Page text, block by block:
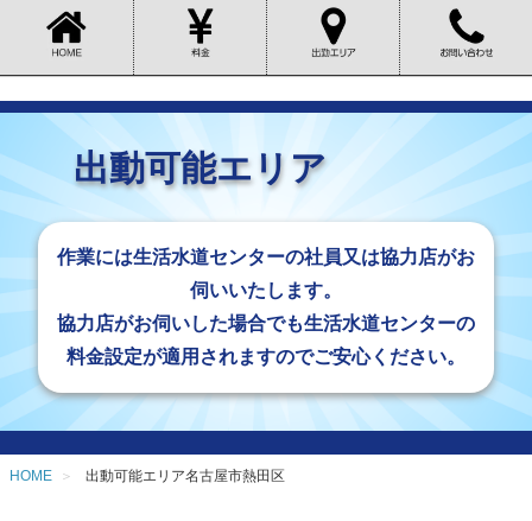
出動可能エリア
作業には生活水道センターの社員又は協力店がお
伺いいたします。
協力店がお伺いした場合でも生活水道センターの
料金設定が適用されますのでご安心ください。
HOME 出動可能エリア名古屋市熱田区